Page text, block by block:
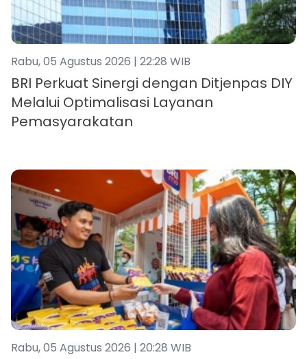
Rabu, 05 Agustus 2026 | 22:28 WIB
BRI Perkuat Sinergi dengan Ditjenpas DIY
Melalui Optimalisasi Layanan
Pemasyarakatan
Rabu, 05 Agustus 2026 | 20:28 WIB